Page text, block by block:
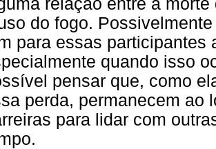
do fogo.
para essas participantes
quando isso
pensar que, como
perda, permanecem ao
para lidar com